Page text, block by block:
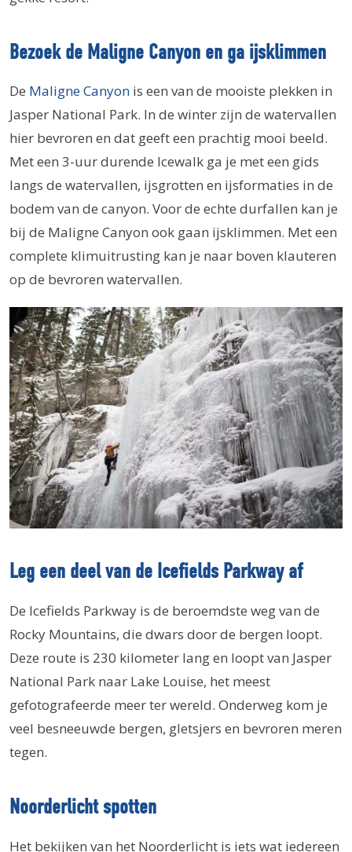
Bezoek de Maligne Canyon en ga ijsklimmen
De Maligne Canyon is een van de mooiste plekken in
Jasper National Park. In de winter zijn de watervallen
hier bevroren en dat geeft een prachtig mooi beeld.
Met een 3-uur durende Icewalk ga je met een gids
langs de watervallen, ijsgrotten en ijsformaties in de
bodem van de canyon. Voor de echte durfallen kan je
bij de Maligne Canyon ook gaan ijsklimmen. Met een
complete klimuitrusting kan je naar boven klauteren
op de bevroren watervallen.
Leg een deel van de Icefields Parkway af
De Icefields Parkway is de beroemdste weg van de
Rocky Mountains, die dwars door de bergen loopt.
Deze route is 230 kilometer lang en loopt van Jasper
National Park naar Lake Louise, het meest
gefotografeerde meer ter wereld. Onderweg kom je
veel besneeuwde bergen, gletsjers en bevroren meren
tegen.
Noorderlicht spotten
Het bekijken van het Noorderlicht is iets wat iedereen